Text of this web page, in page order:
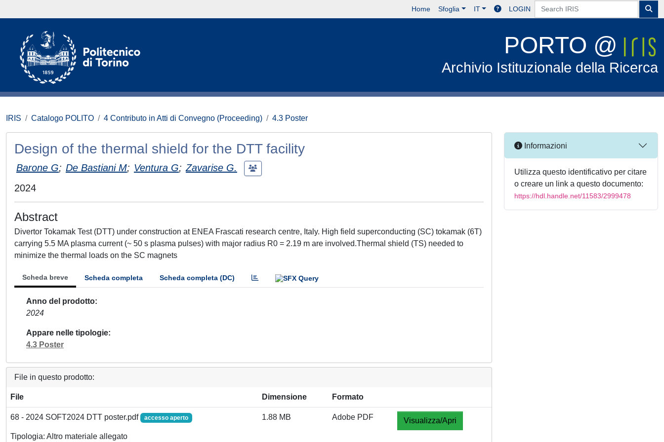
Home Sfoglia IT LOGIN
PORTO @
Archivio Istituzionale della Ricerca
IRIS Catalogo POLITO 4 Contributo in Atti di Convegno (Proceeding) 4.3 Poster
Design of the thermal shield for the DTT facility
Barone G; De Bastiani M; Ventura G; Zavarise G.
2024
Abstract
Divertor Tokamak Test (DTT) under construction at ENEA Frascati research centre, Italy. High field superconducting (SC) tokamak (6T)
carrying 5.5 MA plasma current (~ 50 s plasma pulses) with major radius R0 = 2.19 m are involved.Thermal shield (TS) needed to
minimize the thermal loads on the SC magnets
Scheda breve Scheda completa Scheda completa (DC)
Anno del prodotto
2024
Appare nelle tipologie
4.3 Poster
File in questo prodotto:
File Dimensione Formato
68 - 2024 SOFT2024 DTT poster.pdf accesso aperto
Tipologia: Altro materiale allegato
1.88 MB Adobe PDF Visualizza/Apri
Informazioni
Utilizza questo identificativo per citare
o creare un link a questo documento:
https://hdl.handle.net/11583/2999478